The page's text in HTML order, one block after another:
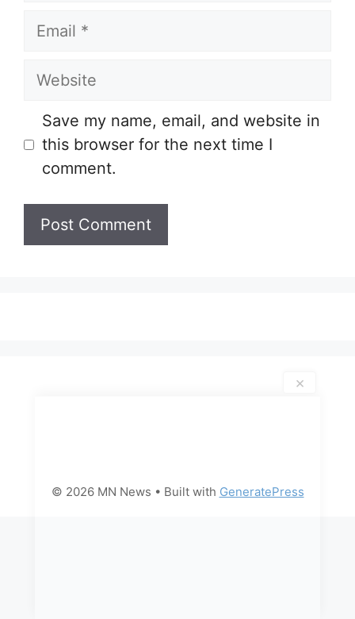
Email
Website
Save my name, email, and website in
this browser for the next time I
comment.
© 2026 MN News • Built with GeneratePress
×